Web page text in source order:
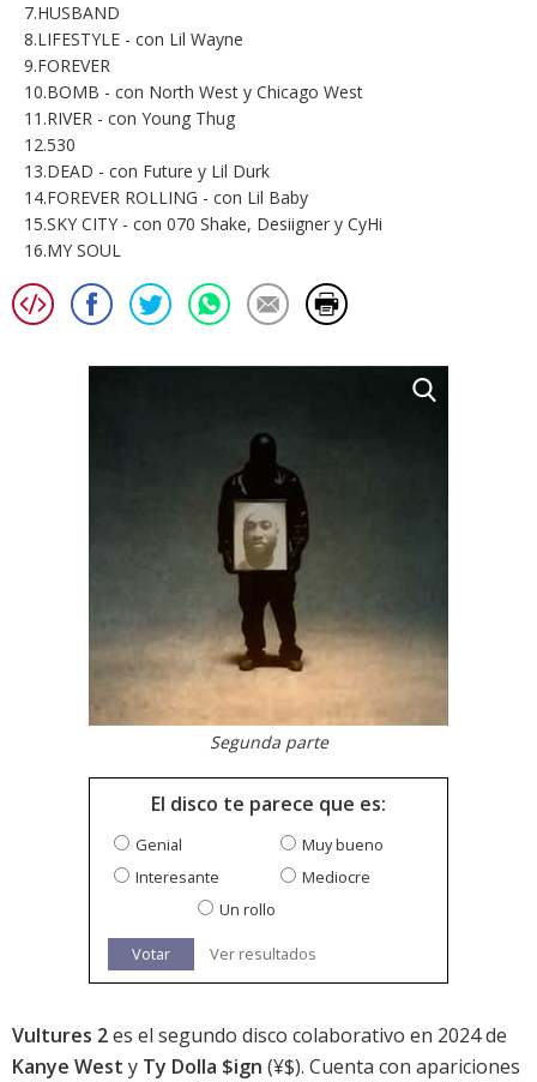
7.HUSBAND
8.LIFESTYLE - con Lil Wayne
9.FOREVER
10.BOMB - con North West y Chicago West
11.RIVER - con Young Thug
12.530
13.DEAD - con Future y Lil Durk
14.FOREVER ROLLING - con Lil Baby
15.SKY CITY - con 070 Shake, Desiigner y CyHi
16.MY SOUL
Segunda parte
El disco te parece que es:
Genial
Muy bueno
Interesante
Mediocre
Un rollo
Votar Ver resultados
Vultures 2es el segundo disco colaborativo en 2024 de
Kanye West y Ty Dolla $ign (¥$). Cuenta con apariciones